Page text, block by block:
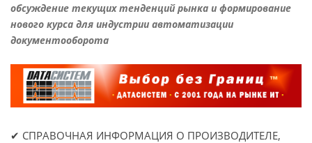
обсуждение текущих тенденций рынка и формирование
нового курса для индустрии автоматизации
документооборота
✔ СПРАВОЧНАЯ ИНФОРМАЦИЯ О ПРОИЗВОДИТЕЛЕ,